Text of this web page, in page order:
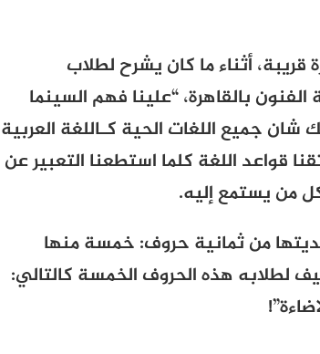
أثناء ما كان يشرح لطلاب
بالقاهرة، “علينا فهم السينما
جميع اللغات الحية كـاللغة العربية
قواعد اللغة كلما استطعنا التعبير عن
من يستمع إليه.
من ثمانية حروف: خمسة منها
هذه الحروف الخمسة كالتالي: